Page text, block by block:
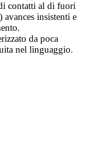
contatti al di fuori
insistenti e
da poca
nel linguaggio.